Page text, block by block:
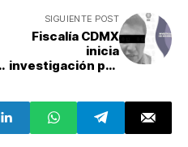
SIGUIENTE POST
Fiscalía CDMX
inicia
investigación por
a presunto
feminicida de
Iztacalco